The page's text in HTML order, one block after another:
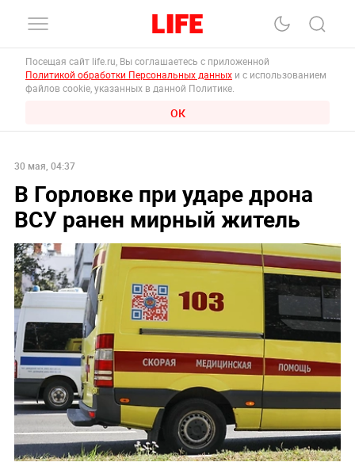
Посещая сайт life.ru, Вы соглашаетесь с приложенной
Политикой обработки Персональных данных и с использованием
файлов cookie, указанных в данной Политике.
ОК
30 мая, 04:37
В Горловке при ударе дрона
ВСУ ранен мирный житель